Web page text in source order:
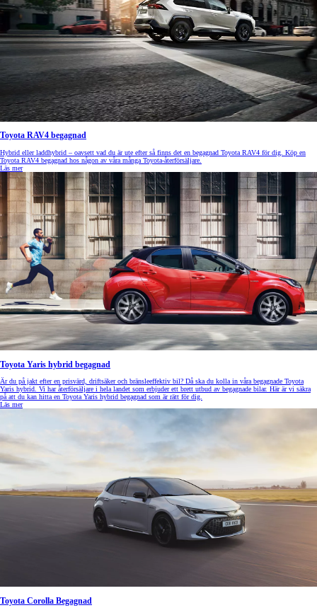
Toyota RAV4 begagnad
Hybrid eller laddhybrid – oavsett vad du är ute efter så finns det en begagnad Toyota RAV4 för dig. Köp en
Toyota RAV4 begagnad hos någon av våra många Toyota-återförsäljare.
Läs mer
Toyota Yaris hybrid begagnad
Är du på jakt efter en prisvärd, driftsäker och bränsleeffektiv bil? Då ska du kolla in våra begagnade Toyota
Yaris hybrid. Vi har återförsäljare i hela landet som erbjuder ett brett utbud av begagnade bilar. Här är vi säkra
på att du kan hitta en Toyota Yaris hybrid begagnad som är rätt för dig.
Läs mer
Toyota Corolla Begagnad